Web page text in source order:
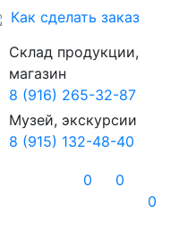
Как сделать заказ
Склад продукции,
магазин
8 (916) 265-32-87
Музей, экскурсии
8 (915) 132-48-40
0
0
0